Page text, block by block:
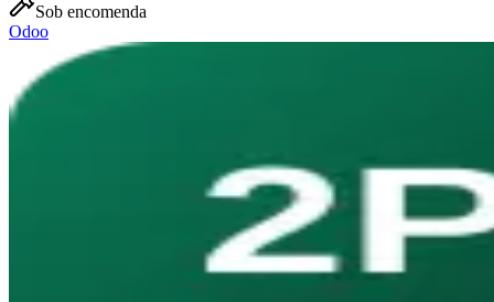
Sob encomenda
Odoo